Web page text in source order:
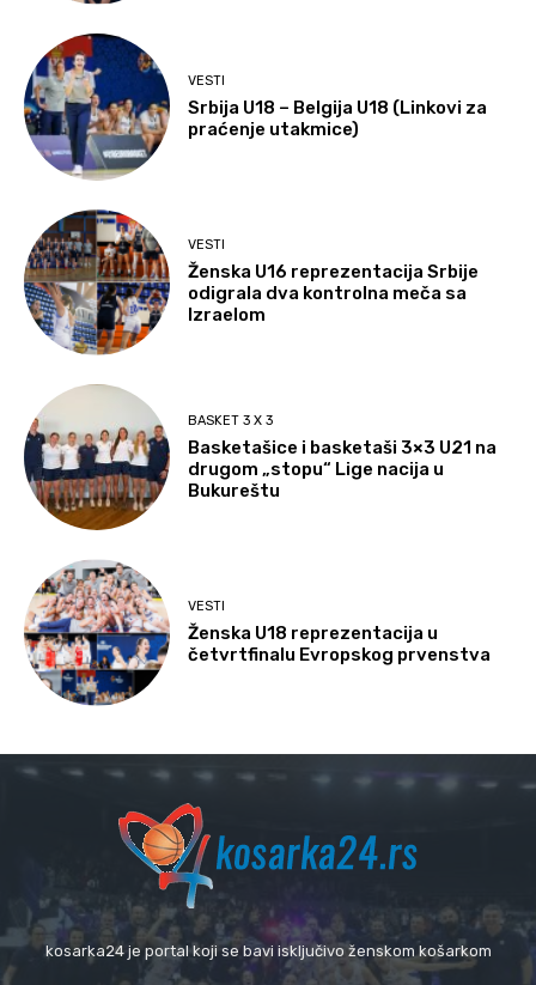
VESTI
Srbija U18 – Belgija U18 (Linkovi za
praćenje utakmice)
VESTI
Ženska U16 reprezentacija Srbije
odigrala dva kontrolna meča sa
Izraelom
BASKET 3 X 3
Basketašice i basketaši 3×3 U21 na
drugom „stopu“ Lige nacija u
Bukureštu
VESTI
Ženska U18 reprezentacija u
četvrtfinalu Evropskog prvenstva
kosarka24 je portal koji se bavi isključivo ženskom košarkom